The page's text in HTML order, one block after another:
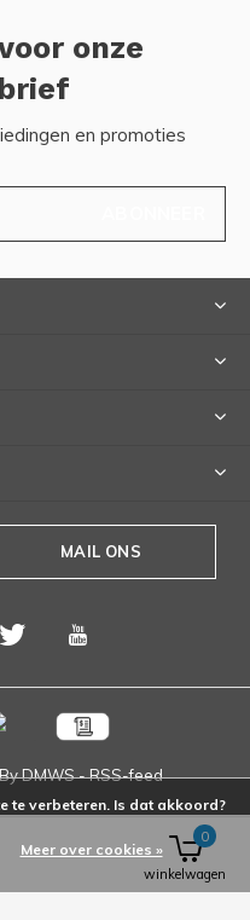
onze
en promoties
MAIL ONS
DMWS-RSS-feed
winkelwagen
0
te verbeteren. Is dat akkoord?
Meer over cookies »